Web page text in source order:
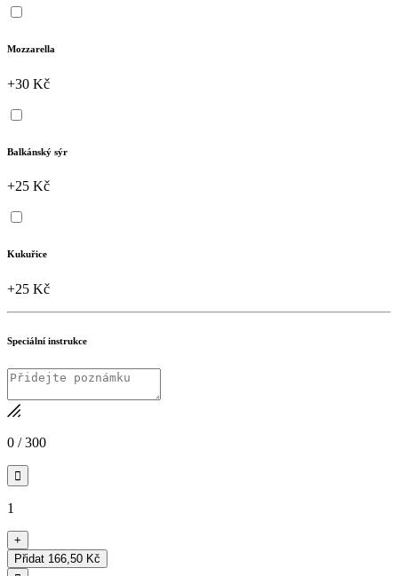
Mozzarella
+30 Kč
Balkánský sýr
+25 Kč
Kukuřice
+25 Kč
Speciální instrukce
0 /300

1
+
Přidat 166,50 Kč